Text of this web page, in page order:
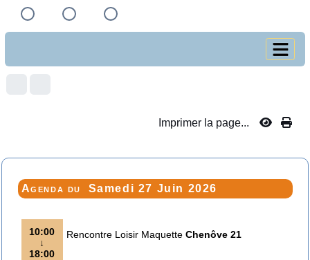
Imprimer la page...
Agenda du Samedi 27 Juin 2026
10:00
↓
18:00
Rencontre Loisir MaquetteChenôve 21